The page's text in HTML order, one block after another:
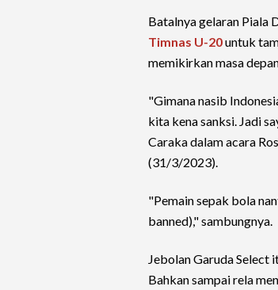
Batalnya gelaran Piala
Timnas U-20untuk
memikirkan masa
"Gimana nasib
kita kena sanksi. Jadi
Caraka dalam acara
(31/3/2023).
"Pemain sepak bola
banned)," sambungnya.
Jebolan Garuda Select
Bahkan sampai rela